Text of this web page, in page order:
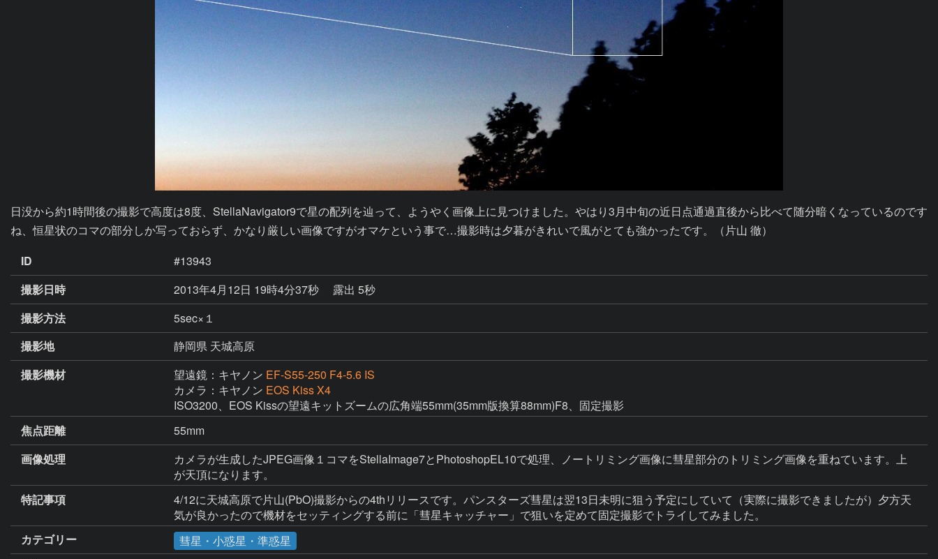
日没から約1時間後の撮影で高度は8度、StellaNavigator9で星の配列を辿って、ようやく画像上に見つけました。やはり3月中旬の近日点通過直後から比べて随分暗くなっているのです
ね、恒星状のコマの部分しか写っておらず、かなり厳しい画像ですがオマケという事で…撮影時は夕暮がきれいで風がとても強かったです。（片山 徹）
ID
#13943
撮影日時
2013年4月12日 19時4分37秒
露出 5秒
撮影方法
5sec×１
撮影地
静岡県 天城高原
撮影機材
望遠鏡：キヤノン EF-S55-250 F4-5.6 IS
カメラ：キヤノン EOS Kiss X4
ISO3200、EOS Kissの望遠キットズームの広角端55mm(35mm版換算88mm)F8、固定撮影
焦点距離
55mm
画像処理
カメラが生成したJPEG画像１コマをStellaImage7とPhotoshopEL10で処理、ノートリミング画像に彗星部分のトリミング画像を重ねています。上
が天頂になります。
特記事項
4/12に天城高原で片山(PbO)撮影からの4thリリースです。パンスターズ彗星は翌13日未明に狙う予定にしていて（実際に撮影できましたが）夕方天
気が良かったので機材をセッティングする前に「彗星キャッチャー」で狙いを定めて固定撮影でトライしてみました。
カテゴリー
彗星・小惑星・準惑星